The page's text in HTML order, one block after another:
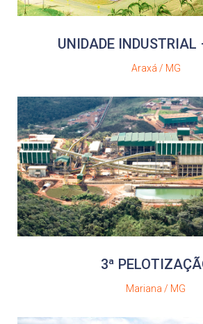
UNIDADE INDUSTRIAL
Araxá / MG
3ª
Mariana / MG